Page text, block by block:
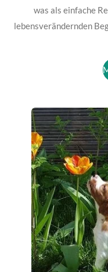
was als einfache
lebensverändernden